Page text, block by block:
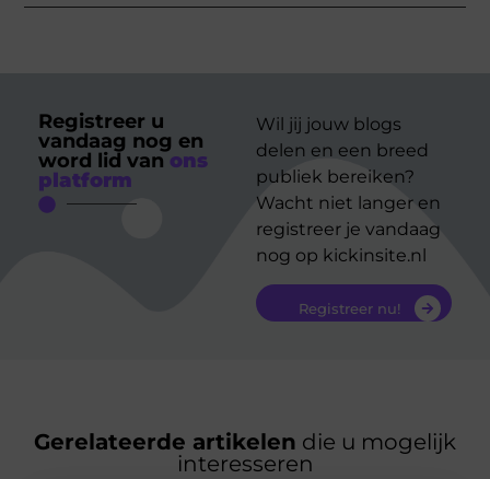
Registreer u
vandaag nog en
word lid van ons
platform
Wil jij jouw blogs
delen en een breed
publiek bereiken?
Wacht niet langer en
registreer je vandaag
nog op kickinsite.nl
Registreer nu!
Gerelateerde artikelen die u mogelijk
interesseren